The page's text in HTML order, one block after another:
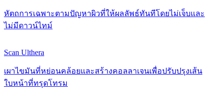
หัตถการเฉพาะตามปัญหาผิวที่ให้ผลลัพธ์ทันทีโดยไม่เจ็บและ
ไม่มีดาวน์ไทม์
Scan Ulthera
เผาไขมันที่หย่อนคล้อยและสร้างคอลลาเจนเพื่อปรับปรุงเส้น
ใบหน้าที่ทรุดโทรม